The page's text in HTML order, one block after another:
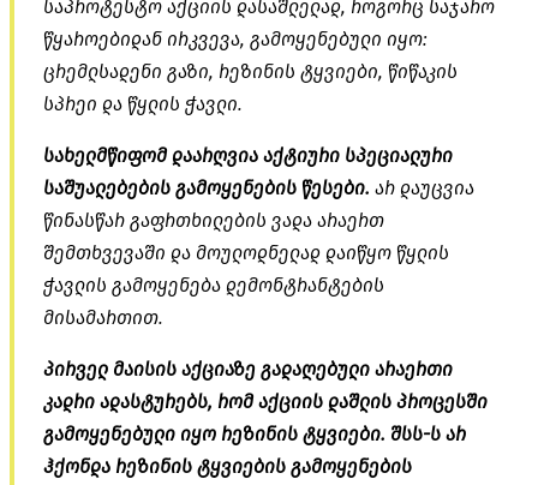
საპროტესტო აქციის დასაშლელად, როგორც საჯარო
წყაროებიდან ირკვევა, გამოყენებული იყო:
ცრემლსადენი გაზი, რეზინის ტყვიები, წიწაკის
სპრეი და წყლის ჭავლი.
სახელმწიფომ დაარღვია აქტიური სპეციალური
საშუალებების გამოყენების წესები. არ დაუცვია
წინასწარ გაფრთხილების ვადა არაერთ
შემთხვევაში და მოულოდნელად დაიწყო წყლის
ჭავლის გამოყენება დემონტრანტების
მისამართით.
პირველ მაისის აქციაზე გადაღებული არაერთი
კადრი ადასტურებს, რომ აქციის დაშლის პროცესში
გამოყენებული იყო რეზინის ტყვიები. შსს-ს არ
ჰქონდა რეზინის ტყვიების გამოყენების